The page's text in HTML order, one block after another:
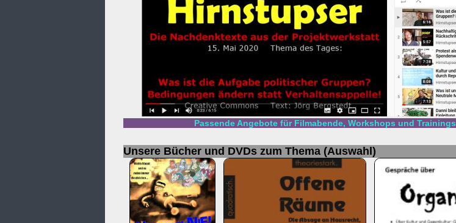
Passende Angebote für Filmabende, Workshops und Trainings
Unsere Bücher und DVDs zum Thema (Auswahl)